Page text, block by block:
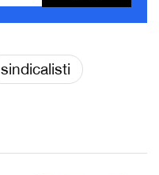
sindicalisti